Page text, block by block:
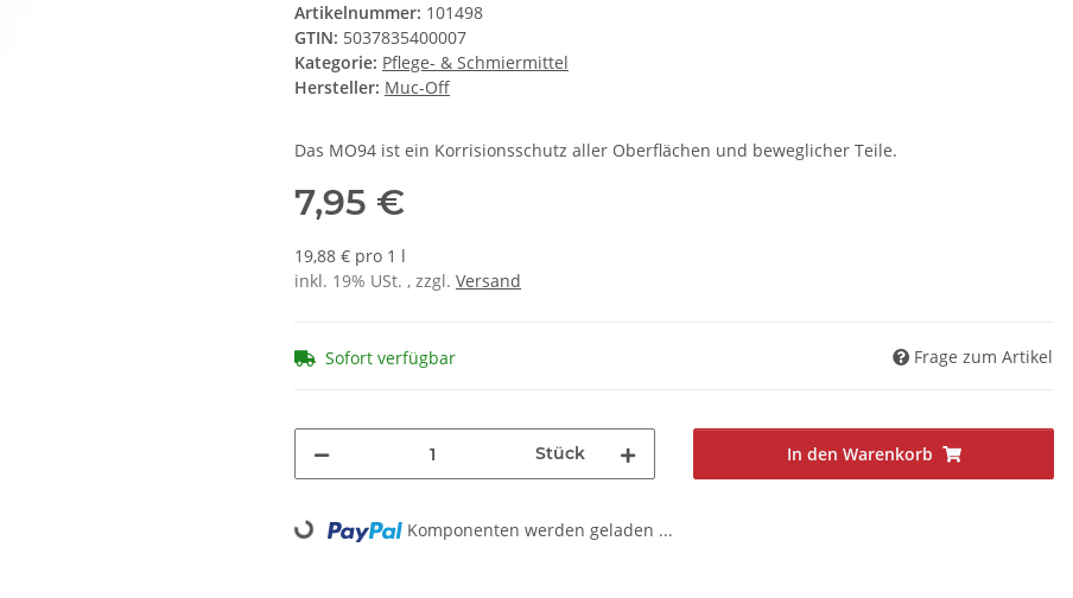
Artikelnummer: 101498
GTIN: 5037835400007
Kategorie: Pflege- & Schmiermittel
Hersteller: Muc-Off
Das MO94 ist ein Korrisionsschutz aller Oberflächen und beweglicher Teile.
7,95 €
19,88 € pro 1 l
inkl. 19% USt. , zzgl. Versand
Sofort verfügbar Frage zum Artikel
Stück In den Warenkorb
Loading... Komponenten werden geladen ...